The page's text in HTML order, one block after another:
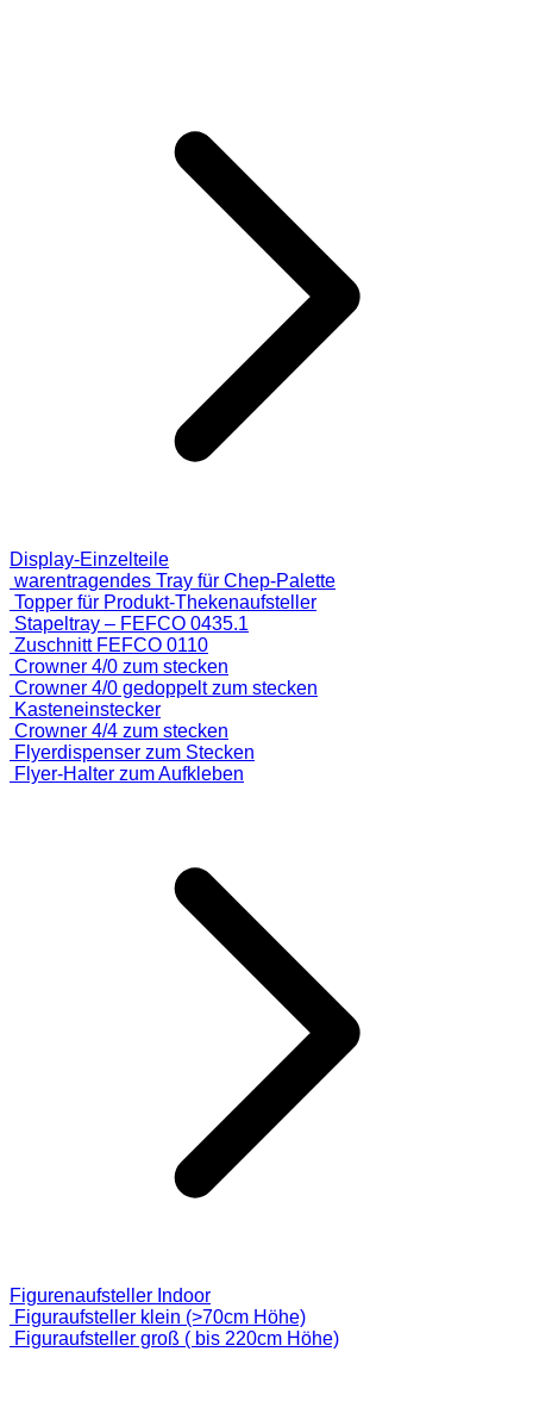
Display-Einzelteile
warentragendes Tray für Chep-Palette
Topper für Produkt-Thekenaufsteller
Stapeltray – FEFCO 0435.1
Zuschnitt FEFCO 0110
Crowner 4/0 zum stecken
Crowner 4/0 gedoppelt zum stecken
Kasteneinstecker
Crowner 4/4 zum stecken
Flyerdispenser zum Stecken
Flyer-Halter zum Aufkleben
Figurenaufsteller Indoor
Figuraufsteller klein (>70cm Höhe)
Figuraufsteller groß ( bis 220cm Höhe)